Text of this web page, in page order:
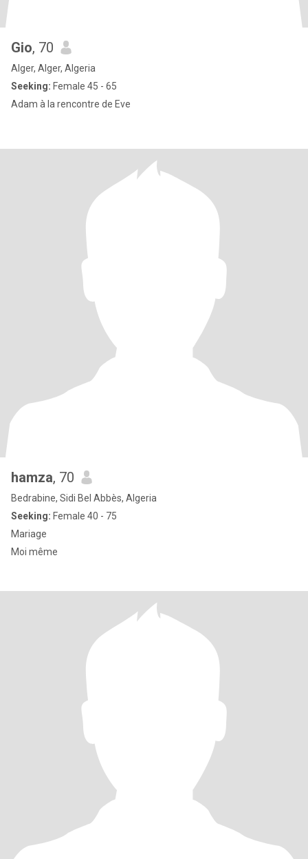
Gio, 70
Alger, Alger, Algeria
Seeking: Female 45 - 65
Adam à la rencontre de Eve
hamza, 70
Bedrabine, Sidi Bel Abbès, Algeria
Seeking: Female 40 - 75
Mariage
Moi même